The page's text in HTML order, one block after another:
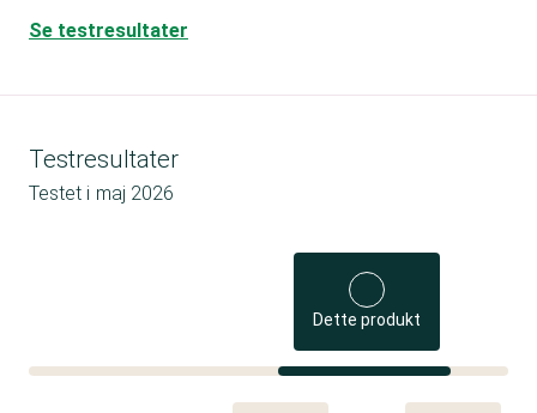
Se testresultater
Testresultater
Testet i maj 2026
Dette produkt